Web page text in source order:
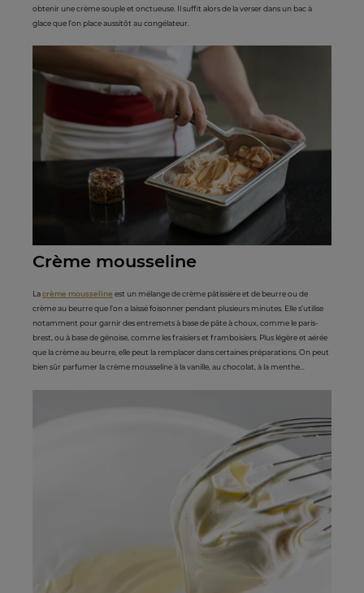
obtenir une crème souple et onctueuse. Il suffit alors de la verser dans un bac à
glace que l’on place aussitôt au congélateur.
Crème mousseline
Lacrème mousseline est un mélange de crème pâtissière et de beurre ou de
crème au beurre que l’on a laissé foisonner pendant plusieurs minutes. Elle s’utilise
notamment pour garnir des entremets à base de pâte à choux, comme le paris-
brest, ou à base de génoise, comme les fraisiers et framboisiers. Plus légère et aérée
que la crème au beurre, elle peut la remplacer dans certaines préparations. On peut
bien sûr parfumer la crème mousseline à la vanille, au chocolat, à la menthe…